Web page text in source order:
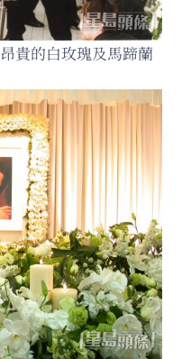
貴的白玫瑰及馬蹄蘭